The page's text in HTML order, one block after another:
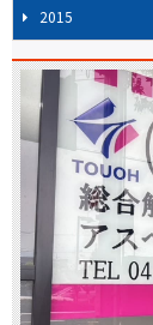
2015